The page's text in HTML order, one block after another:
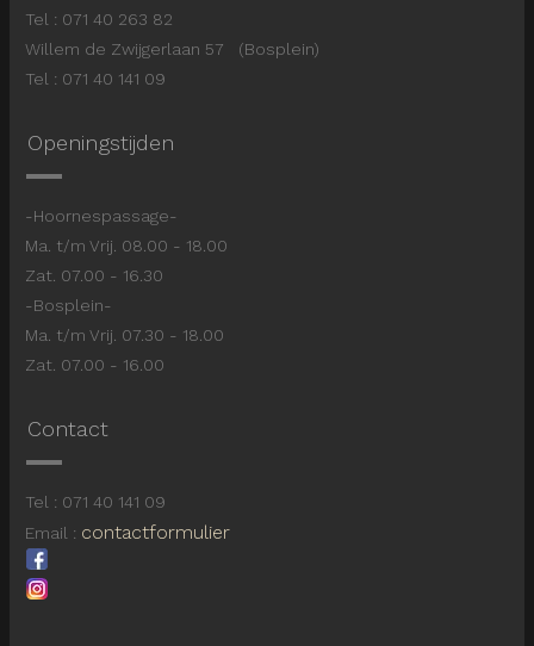
Tel : 071 40 263 82
Willem de Zwijgerlaan 57 (Bosplein)
Tel : 071 40 141 09
Openingstijden
-Hoornespassage-
Ma. t/m Vrij. 08.00 - 18.00
Zat. 07.00 - 16.30
-Bosplein-
Ma. t/m Vrij. 07.30 - 18.00
Zat. 07.00 - 16.00
Contact
Tel : 071 40 141 09
Email : contactformulier